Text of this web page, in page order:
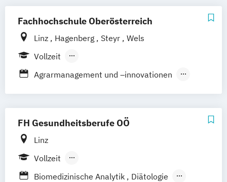
Fachhochschule Oberösterreich
Linz Hagenberg Steyr
Wels
Vollzeit
Berufsbegleitendes Präsenzstudium
Agrarmanagement und –innovationen
Applied Technologies for Medical
Architektur
Artificial Intelligence Solutions
Automatisierungstechnik
FH Gesundheitsberufe OÖ
Linz
Vollzeit
Berufsbegleitendes Präsenzstudium
Biomedizinische Analytik
Diätologie